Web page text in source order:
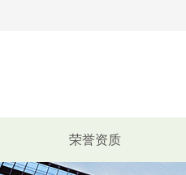
荣誉资质